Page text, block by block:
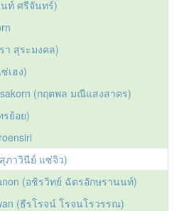
ท์ ศรีจันทร์)
า สุระมงคล)
เฮง)
(กฤตพล มณีแสงสาคร)
รย้อย)
ภาวินีย์ แซ่จิว)
(อชิรวิทย์ ฉัตรอักษรานนท์)
(ธีรโรจน์ โรจนโรวรรณ)